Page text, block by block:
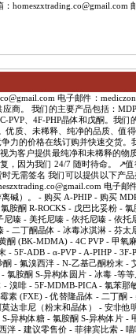
电子邮件：
商。 我们的主要产品包括：
、4F-PHP晶体和戊酮。我们
质、未稀释、纯净的品质、值
力的价格在线订购并快速交货。
客户提供最纯净和未稀释的物
，因为我们 24/7 随时待命。 ↗️
无需签名 我们可以提供以下产
电子邮
碱）。 - 购买 A-PHIP - 购买
胺酮 R-ROCKS - 戊巴比妥粉 -
嗪 - 美托尼嗪 - 依托尼嗪 - 依托
二丁酮晶体 - 冰毒冰淇淋 - 芬太
酮 (BK-MDMA) - 4C PVP - 甲氧
5F-ADB - α-PVP - A-PIHP - 3F-
- 氟溴西泮 - N-乙基己酮粉末 -
胺酮 S-异构体圆片 - 冰毒 -等
溴啡 - 5F-MDMB-PICA - 氯苯那
素 (FXE) - 优替隆晶体 - 二丁酮
达非尼（粉末和晶体） - 安非他
异构体糖 - 氯胺酮 S-异构体片 -
- 建议零售价 - 菲律宾比索 -